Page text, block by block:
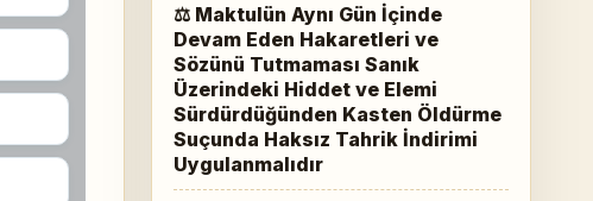
⚖ Maktulün Aynı Gün İçinde
Devam Eden Hakaretleri ve
Sözünü Tutmaması Sanık
Üzerindeki Hiddet ve Elemi
Sürdürdüğünden Kasten Öldürme
Suçunda Haksız Tahrik İndirimi
Uygulanmalıdır